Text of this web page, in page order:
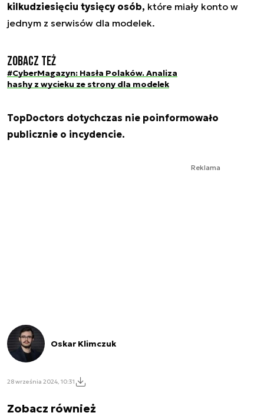
kilkudziesięciu tysięcy osób, które miały konto w
jednym z serwisów dla modelek.
Zobacz też
#CyberMagazyn: Hasła Polaków. Analiza
hashy z wycieku ze strony dla modelek
TopDoctors dotychczas nie poinformowało
publicznie o incydencie.
Reklama
Oskar Klimczuk
28 września 2024, 10:31
Zobacz również